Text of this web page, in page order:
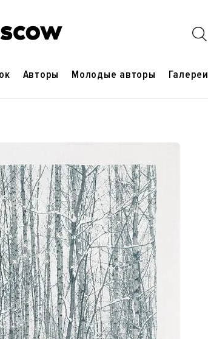
Авторы Молодые авторы Галереи